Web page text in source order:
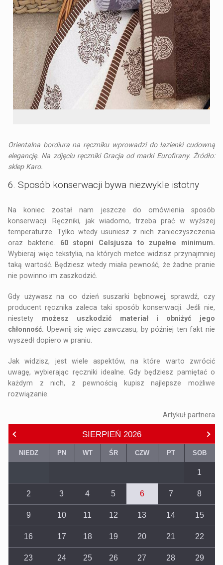
Orientalna bordiura na ręczniku wprowadzi do łazienki cudowną
elegancję. Na zdjęciu ręczniki Gracja od marki Eurofirany. Źródło:
sklep Karo.
6. Sposób konserwacji bywa niezwykle istotny
Na koniec został nam jeszcze do omówienia sposób
konserwacji. Ręczniki, jak wiadomo, trzeba prać w wyższej
temperaturze. Tylko wtedy usuniesz z nich zanieczyszczenia
oraz bakterie.
60 stopni Celsjusza to zupełne minimum.
Wybieraj więc tekstylia, na których metce widzisz przynajmniej
taką wartość. Będziesz wtedy miała pewność, że żadne pranie
nie powinno im zaszkodzić.
Gdy używasz na co dzień suszarki bębnowej, sprawdź, czy
producent ręcznika zaleca taki sposób konserwacji. Jeśli nie,
niestety możesz uszkodzić materiał i obniżyć jego
chłonność. Upewnij się więc zawczasu, by później ten fakt nie
wyszedł dopiero w praniu.
Jak widzisz, jest wiele aspektów, na które warto zwrócić
uwagę, wybierając ręczniki idealne. Gdy będziesz pamiętać o
każdym z nich, z pewnością kupisz najlepsze możliwe
rozwiązanie.
Artykuł partnera
SIERPIEŃ 2026
NIEDZ PN WT ŚR CZW PT SOB
1
2 3 4 5 6 7 8
9 10 11 12 13 14 15
16 17 18 19 20 21 22
23 24 25 26 27 28 29